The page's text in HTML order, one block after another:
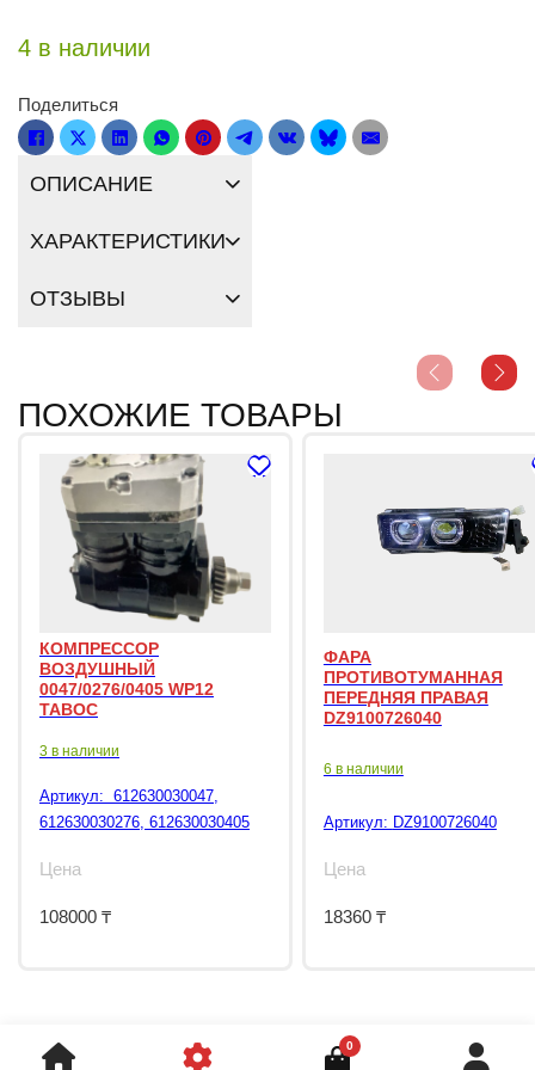
4 в наличии
Поделиться
ОПИСАНИЕ
ХАРАКТЕРИСТИКИ
ОТЗЫВЫ
ПОХОЖИЕ ТОВАРЫ
КОМПРЕССОР
ВОЗДУШНЫЙ
0047/0276/0405 WP12
TABOC
3 в наличии
Артикул: 612630030047,
612630030276, 612630030405
Цена
108000 ₸
ФАРА
ПРОТИВОТУМАННАЯ
ПЕРЕДНЯЯ ПРАВАЯ
DZ9100726040
6 в наличии
Артикул: DZ9100726040
Цена
18360 ₸
0